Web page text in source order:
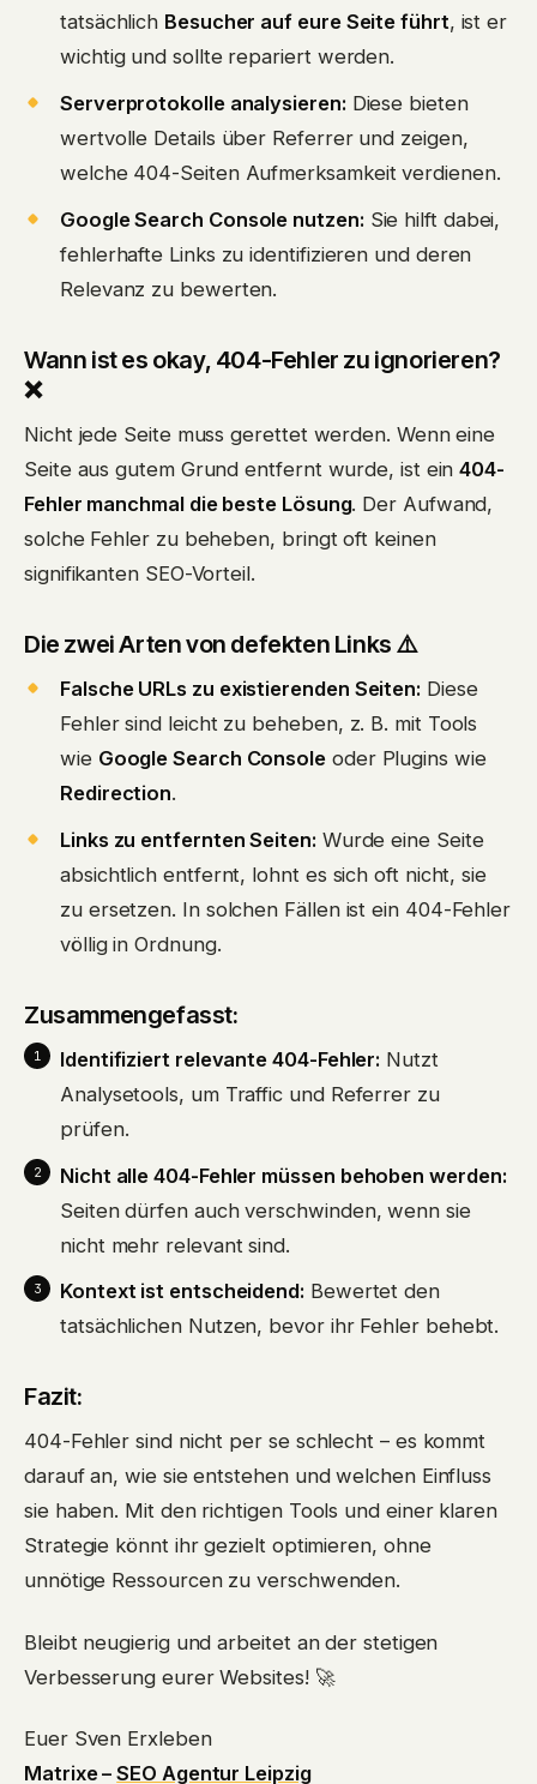
tatsächlich Besucher auf eure Seite führt, ist er
wichtig und sollte repariert werden.
Serverprotokolle analysieren: Diese bieten
wertvolle Details über Referrer und zeigen,
welche 404-Seiten Aufmerksamkeit verdienen.
Google Search Console nutzen: Sie hilft dabei,
fehlerhafte Links zu identifizieren und deren
Relevanz zu bewerten.
Wann ist es okay, 404-Fehler zu ignorieren?
❌
Nicht jede Seite muss gerettet werden. Wenn eine
Seite aus gutem Grund entfernt wurde, ist ein404-
Fehler manchmal die beste Lösung. Der Aufwand,
solche Fehler zu beheben, bringt oft keinen
signifikanten SEO-Vorteil.
Die zwei Arten von defekten Links ⚠️
Falsche URLs zu existierenden Seiten: Diese
Fehler sind leicht zu beheben, z. B. mit Tools
wie Google Search Console oder Plugins wie
Redirection.
Links zu entfernten Seiten: Wurde eine Seite
absichtlich entfernt, lohnt es sich oft nicht, sie
zu ersetzen. In solchen Fällen ist ein 404-Fehler
völlig in Ordnung.
Zusammengefasst:
Identifiziert relevante 404-Fehler: Nutzt
Analysetools, um Traffic und Referrer zu
prüfen.
Nicht alle 404-Fehler müssen behoben werden:
Seiten dürfen auch verschwinden, wenn sie
nicht mehr relevant sind.
Kontext ist entscheidend: Bewertet den
tatsächlichen Nutzen, bevor ihr Fehler behebt.
Fazit:
404-Fehler sind nicht per se schlecht – es kommt
darauf an, wie sie entstehen und welchen Einfluss
sie haben. Mit den richtigen Tools und einer klaren
Strategie könnt ihr gezielt optimieren, ohne
unnötige Ressourcen zu verschwenden.
Bleibt neugierig und arbeitet an der stetigen
Verbesserung eurer Websites! 🚀
Euer Sven Erxleben
Matrixe –SEO Agentur Leipzig